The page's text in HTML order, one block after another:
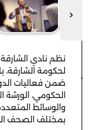
نظم نادي الشارقة
لحكومة
ضمن فعاليات
الحكومي، الورشة
بمختلف الصحف